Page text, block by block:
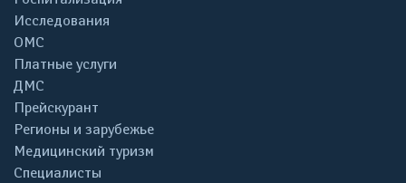
Исследования
ОМС
Платные услуги
ДМС
Прейскурант
Регионы и зарубежье
Медицинский туризм
Специалисты